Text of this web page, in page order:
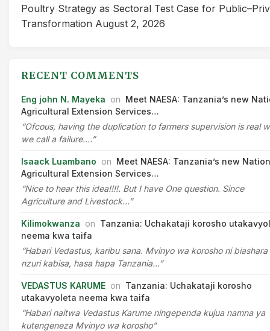
Poultry Strategy as Sectoral Test Case for
Transformation August 2, 2026
RECENT COMMENTS
Eng john N. Mayeka on Meet NAESA: Tanzania’s new
Agricultural Extension Services…
“Ofcous, having the duplication to farmers supervision is real
we call a failure.…”
Isaack Luambano on Meet NAESA: Tanzania’s new
Agricultural Extension Services…
“Nice to hear this idea!!!!. But I have One question. Since
Agriculture and Livestock…”
Kilimokwanza on Tanzania: Uchakataji korosho
neema kwa taifa
“Habari Vedastus, karibu sana. Mvinyo wa korosho ni biashara
nzuri kabisa, hasa hapa Tanzania…”
VEDASTUS KARUME on Tanzania: Uchakataji korosho
utakavyoleta neema kwa taifa
“Habari naitwa Vedastus Karume ningependa kujua namna ya
kutengeneza Mvinyo wa korosho”